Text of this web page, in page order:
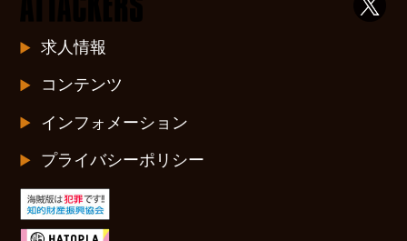
求人情報
コンテンツ
インフォメーション
プライバシーポリシー